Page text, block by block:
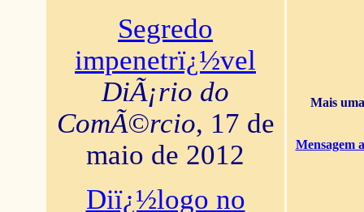
Segredo
impenetrï¿½vel
DiÃ¡rio do
ComÃ©rcio, 17 de
maio de 2012
Diï¿½logo no
Mais
Mensagem